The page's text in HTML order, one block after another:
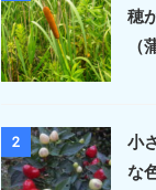
穂
（
2
小
な